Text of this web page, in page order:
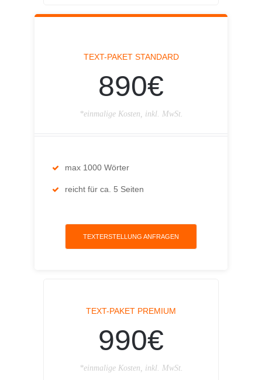
TEXT-PAKET STANDARD
890€
*einmalige Kosten, inkl. MwSt.
max 1000 Wörter
reicht für ca. 5 Seiten
TEXTERSTELLUNG ANFRAGEN
TEXT-PAKET PREMIUM
990€
*einmalige Kosten, inkl. MwSt.